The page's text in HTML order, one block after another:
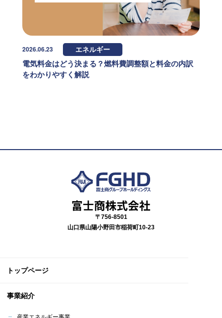
2026.06.23 エネルギー
電気料金はどう決まる？燃料費調整額と料金の内訳
をわかりやすく解説
〒756-8501
山口県山陽小野田市稲荷町10-23
トップページ
事業紹介